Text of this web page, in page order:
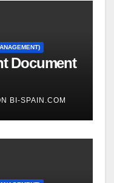
Document
BI-SPAIN.COM